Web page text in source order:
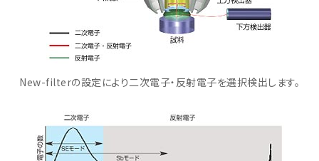
New-filterの設定により二次電子・反射電子を選択検出します。